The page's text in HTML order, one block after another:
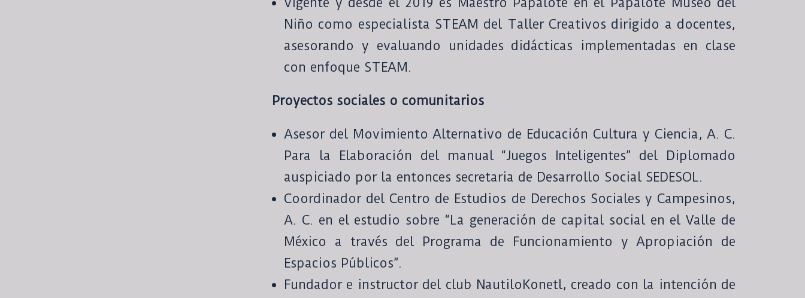
Niño como especialista STEAM del Taller Creativos dirigido a docentes,
asesorando y evaluando unidades didácticas implementadas en clase
con enfoque STEAM.
Proyectos sociales o comunitarios
Asesor del Movimiento Alternativo de Educación Cultura y Ciencia, A. C.
Para la Elaboración del manual “Juegos Inteligentes” del Diplomado
auspiciado por la entonces secretaria de Desarrollo Social SEDESOL.
Coordinador del Centro de Estudios de Derechos Sociales y Campesinos,
A. C. en el estudio sobre “La generación de capital social en el Valle de
México a través del Programa de Funcionamiento y Apropiación de
Espacios Públicos”.
Fundador e instructor del club NautiloKonetl, creado con la intención de